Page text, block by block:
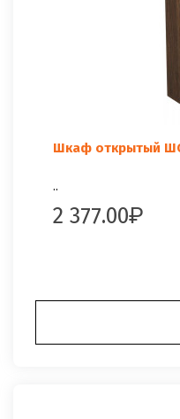
Шкаф открытый
..
2 377.00